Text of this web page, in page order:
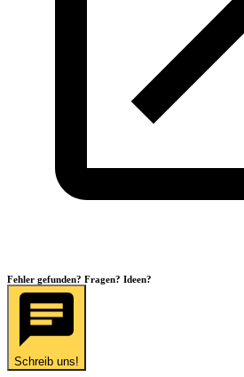
Fehler gefunden? Fragen? Ideen?
Schreib uns!